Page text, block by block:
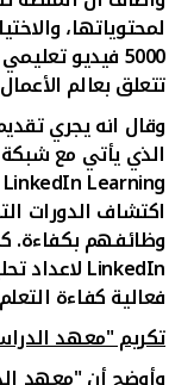
لمحتوياتها،
تتعلق بعالم
وقال انه يجري
الذي يأتي مع شبكة
LinkedIn Learning
اكتشاف الدورات
وظائفهم بكفاءة.
LinkedInلاعداد
فعالية كفاءة
تكريم "معهد